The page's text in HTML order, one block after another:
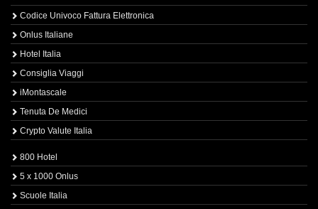
Codice Univoco Fattura Elettronica
Onlus Italiane
Hotel Italia
Consiglia Viaggi
iMontascale
Tenuta De Medici
Crypto Valute Italia
800 Hotel
5 x 1000 Onlus
Scuole Italia